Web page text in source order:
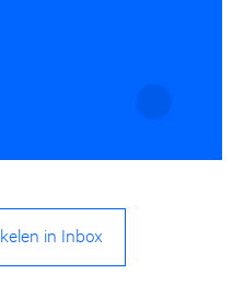
in Inbox